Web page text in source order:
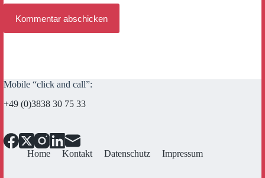
Kommentar abschicken
Mobile “click and call”:
+49 (0)3838 30 75 33
Home Kontakt Datenschutz Impressum